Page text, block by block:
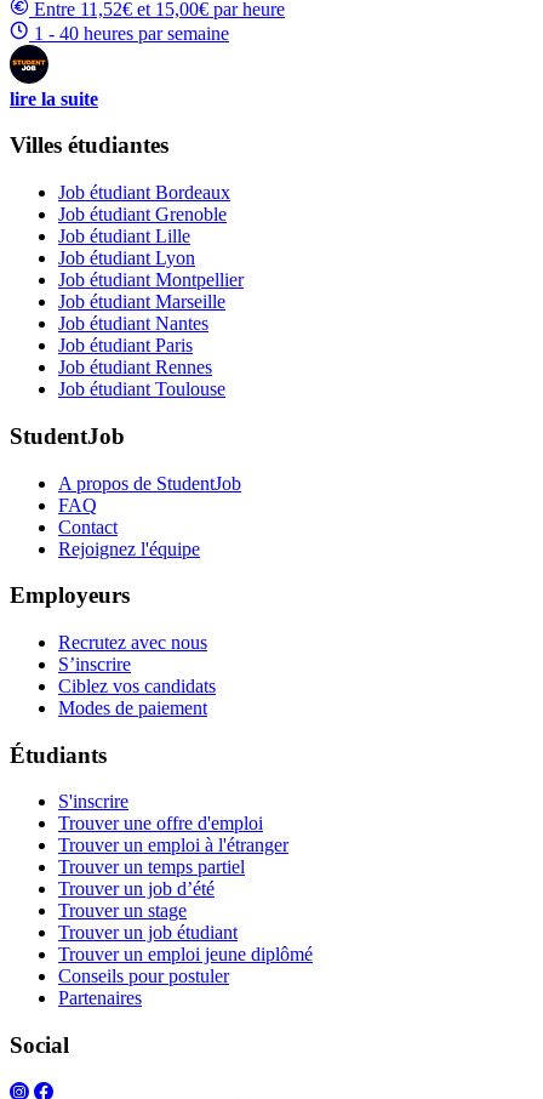
Entre 11,52€ et 15,00€ par heure
1 - 40 heures par semaine
lire la suite
Villes étudiantes
Job étudiant Bordeaux
Job étudiant Grenoble
Job étudiant Lille
Job étudiant Lyon
Job étudiant Montpellier
Job étudiant Marseille
Job étudiant Nantes
Job étudiant Paris
Job étudiant Rennes
Job étudiant Toulouse
StudentJob
A propos de StudentJob
FAQ
Contact
Rejoignez l'équipe
Employeurs
Recrutez avec nous
S’inscrire
Ciblez vos candidats
Modes de paiement
Étudiants
S'inscrire
Trouver une offre d'emploi
Trouver un emploi à l'étranger
Trouver un temps partiel
Trouver un job d’été
Trouver un stage
Trouver un job étudiant
Trouver un emploi jeune diplômé
Conseils pour postuler
Partenaires
Social